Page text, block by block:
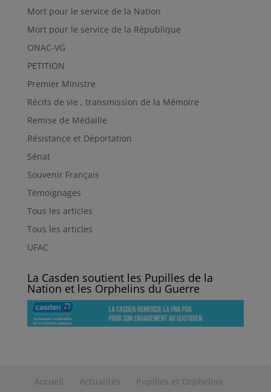
Mort pour le service de la Nation
Mort pour le service de la République
ONAC-VG
PETITION
Premier Ministre
Récits de vie , transmission de la Mémoire
Remise de Médaille
Résistance et Déportation
Sénat
Souvenir Français
Témoignages
Tous les articles
Tous les articles
UFAC
La Casden soutient les Pupilles de la
Nation et les Orphelins du Guerre
Accueil Actualités
Pupilles et Orphelins